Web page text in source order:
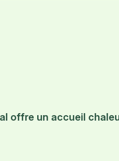
offre un accueil